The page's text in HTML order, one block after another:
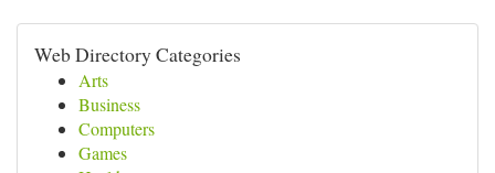
Web Directory Categories
Arts
Business
Computers
Games